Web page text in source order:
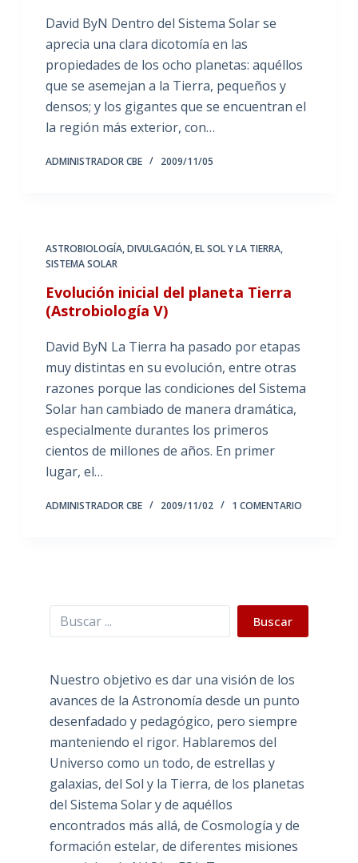
David ByN Dentro del Sistema Solar se
aprecia una clara dicotomía en las
propiedades de los ocho planetas: aquéllos
que se asemejan a la Tierra, pequeños y
densos; y los gigantes que se encuentran el
la región más exterior, con…
ADMINISTRADOR CBE 2009/11/05
ASTROBIOLOGÍA,DIVULGACIÓN,EL SOL Y LA TIERRA,
SISTEMA SOLAR
Evolución inicial del planeta Tierra
(Astrobiología V)
David ByN La Tierra ha pasado por etapas
muy distintas en su evolución, entre otras
razones porque las condiciones del Sistema
Solar han cambiado de manera dramática,
especialmente durantes los primeros
cientos de millones de años. En primer
lugar, el…
ADMINISTRADOR CBE 2009/11/02 1 COMENTARIO
Buscar Buscar
Nuestro objetivo es dar una visión de los
avances de la Astronomía desde un punto
desenfadado y pedagógico, pero siempre
manteniendo el rigor. Hablaremos del
Universo como un todo, de estrellas y
galaxias, del Sol y la Tierra, de los planetas
del Sistema Solar y de aquéllos
encontrados más allá, de Cosmología y de
formación estelar, de diferentes misiones